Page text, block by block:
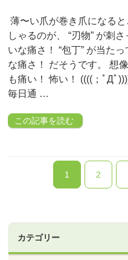
薄〜い爪が巻き爪になる
しゃるのが、 “刃物” が刺
いな痛さ！ “包丁” が当た
な痛さ！ だそうです。 想
も痛い！ 怖い！ ((((；ﾟДﾟ
毎日通 …
この記事を読む
1 2
カテゴリー